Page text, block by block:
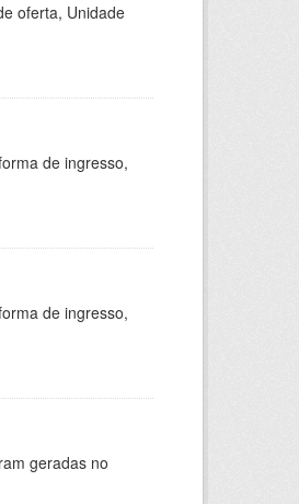
oferta, Unidade
de ingresso,
de ingresso,
geradas no